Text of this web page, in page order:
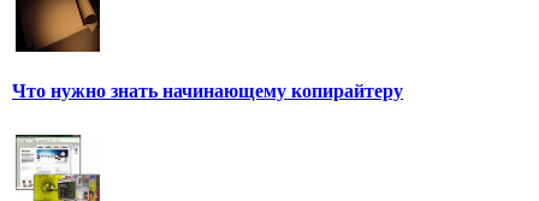
Что нужно знать начинающему копирайтеру